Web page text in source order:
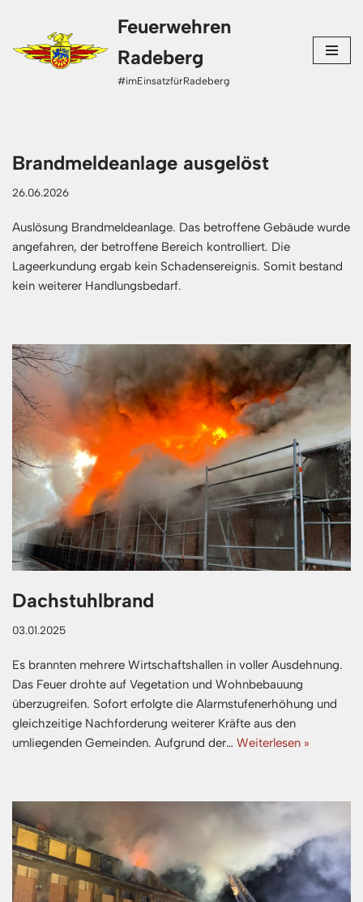
Zum
Inhalt
Feuerwehren
Radeberg
#imEinsatzfürRadeberg
Brandmeldeanlage ausgelöst
26.06.2026
Auslösung Brandmeldeanlage. Das betroffene Gebäude wurde
angefahren, der betroffene Bereich kontrolliert. Die
Lageerkundung ergab kein Schadensereignis. Somit bestand
kein weiterer Handlungsbedarf.
Dachstuhlbrand
03.01.2025
Es brannten mehrere Wirtschaftshallen in voller Ausdehnung.
Das Feuer drohte auf Vegetation und Wohnbebauung
überzugreifen. Sofort erfolgte die Alarmstufenerhöhung und
gleichzeitige Nachforderung weiterer Kräfte aus den
umliegenden Gemeinden. Aufgrund der… Weiterlesen »